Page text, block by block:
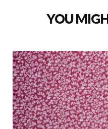
YOU